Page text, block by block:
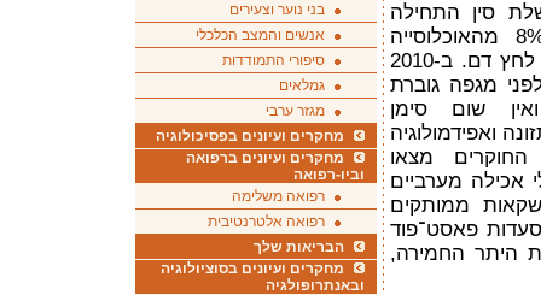
סין התחילה
לפתוח את כלכלתה לעולם, כ-8% מהאוכלוסייה
הבוגרת בסין סבלו מבעיות של יתר לחץ דם. ב-2010
עומדת לפני מגפה גוברת
שום סימן
ואפידמולוגיה
החוקרים מצאו
אכילה מערביים
ממותקים
פאסט־פוד
היתר החמירה,
בני נוער וצעירים
אנשים והמצב הכלכלי
סיפורי התמודדות
גמלאים
מגזר ערבי
מחקרים ועיונים בפסיכולוגיה
מחקרים ועיונים ברפואה
וביו-רפואה
רפואה משלימה
רפואה אלטרנטיבית
הבריאות שלך
מחקרים ועיונים בסוציולוגיה
ובאנתרופולגיה